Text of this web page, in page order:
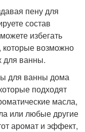
пену для
состав
избегать
которые возможно
для ванны.
для ванны дома
подходят
масла,
или любые другие
аромат и эффект,